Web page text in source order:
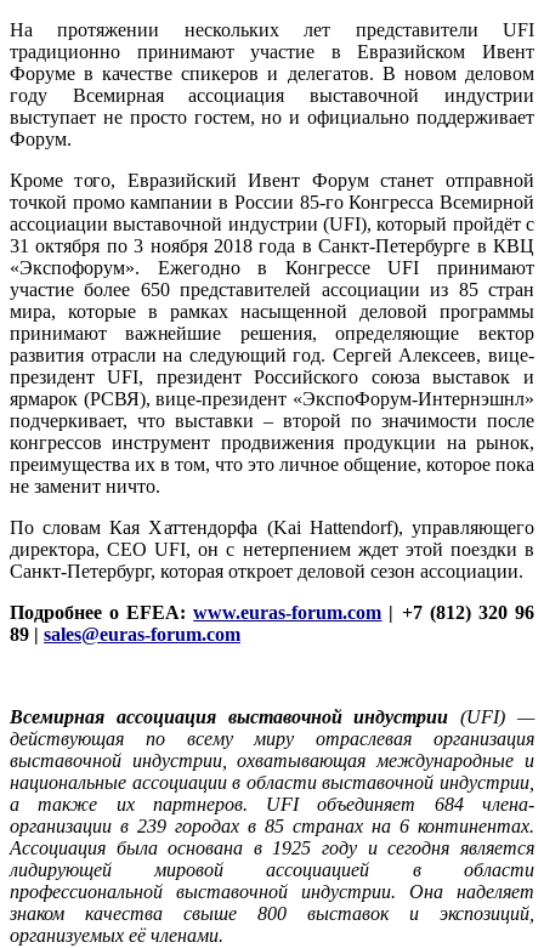
На протяжении нескольких лет представители UFI
традиционно принимают участие в Евразийском Ивент
Форуме в качестве спикеров и делегатов. В новом деловом
году Всемирная ассоциация выставочной индустрии
выступает не просто гостем, но и официально поддерживает
Форум.
Кроме того, Евразийский Ивент Форум станет отправной
точкой промо кампании в России 85-го Конгресса Всемирной
ассоциации выставочной индустрии (UFI), который пройдёт с
31 октября по 3 ноября 2018 года в Санкт-Петербурге в КВЦ
«Экспофорум». Ежегодно в Конгрессе UFI принимают
участие более 650 представителей ассоциации из 85 стран
мира, которые в рамках насыщенной деловой программы
принимают важнейшие решения, определяющие вектор
развития отрасли на следующий год. Сергей Алексеев, вице-
президент UFI, президент Российского союза выставок и
ярмарок (РСВЯ), вице-президент «ЭкспоФорум-Интернэшнл»
подчеркивает, что выставки – второй по значимости после
конгрессов инструмент продвижения продукции на рынок,
преимущества их в том, что это личное общение, которое пока
не заменит ничто.
По словам Кая Хаттендорфа (Kai Hattendorf), управляющего
директора, CEO UFI, он с нетерпением ждет этой поездки в
Санкт-Петербург, которая откроет деловой сезон ассоциации.
Подробнее о EFEA:www.euras-forum.com | +7 (812) 320 96
89 | sales@euras-forum.com
Всемирная ассоциация выставочной индустрии (UFI) —
действующая по всему миру отраслевая организация
выставочной индустрии, охватывающая международные и
национальные ассоциации в области выставочной индустрии,
а также их партнеров. UFI объединяет 684 члена-
организации в 239 городах в 85 странах на 6 континентах.
Ассоциация была основана в 1925 году и сегодня является
лидирующей мировой ассоциацией в области
профессиональной выставочной индустрии.
Она наделяет
знаком качества свыше 800 выставок и экспозиций,
организуемых её членами.